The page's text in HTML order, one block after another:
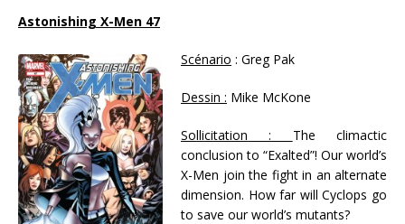
Astonishing X-Men 47
Scénario : Greg Pak
Dessin : Mike McKone
Sollicitation : The climactic
conclusion to “Exalted”! Our world’s
X-Men join the fight in an alternate
dimension. How far will Cyclops go
to save our world’s mutants?